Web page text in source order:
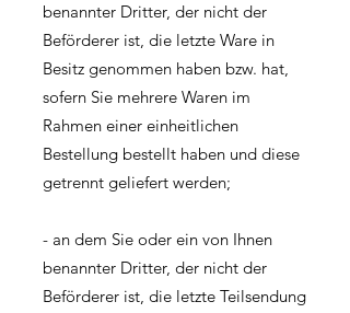
benannter Dritter, der nicht der
Beförderer ist, die letzte Ware in
Besitz genommen haben bzw. hat,
sofern Sie mehrere Waren im
Rahmen einer einheitlichen
Bestellung bestellt haben und diese
getrennt geliefert werden;
- an dem Sie oder ein von Ihnen
benannter Dritter, der nicht der
Beförderer ist, die letzte Teilsendung